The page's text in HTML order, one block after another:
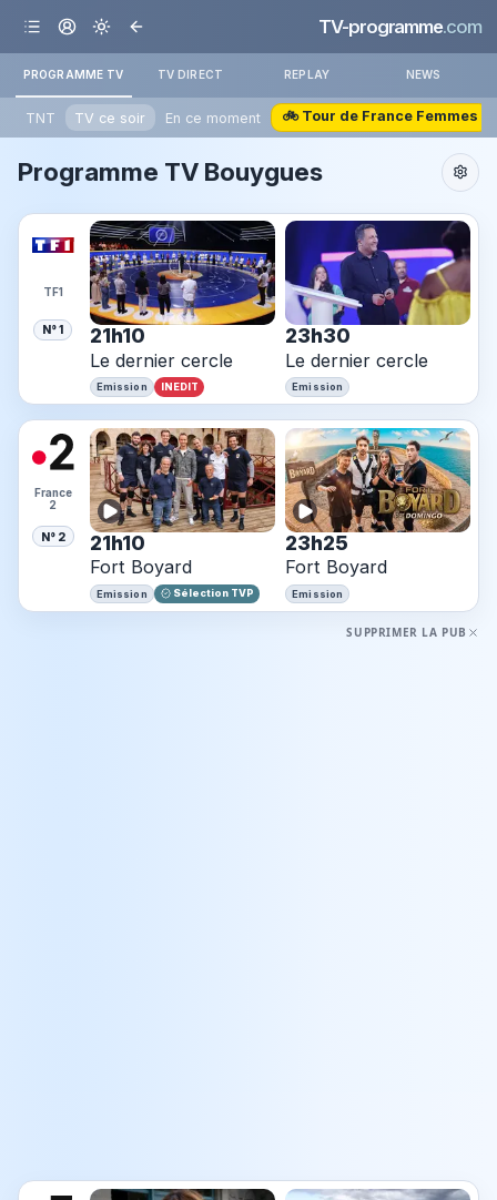
TV-programme.com
PROGRAMME TV TV DIRECT REPLAY NEWS
TNT TV ce soir En ce moment 🚲 Tour de France Femmes
Programme TV Bouygues
TF1
N° 1 21h10
Le dernier cercle
Emission INEDIT
23h30
Le dernier cercle
Emission
France
2
N° 2 21h10
Fort Boyard
Emission Sélection TVP
23h25
Fort Boyard
Emission
SUPPRIMER LA PUB